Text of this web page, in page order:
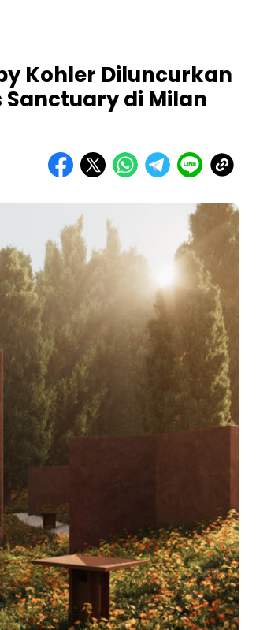
Kohler Diluncurkan
Sanctuary di Milan